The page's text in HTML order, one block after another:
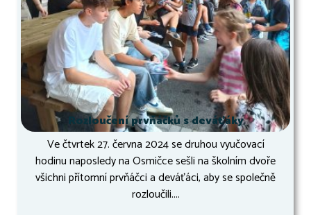
Rozloučení prvňáčků s deváťáky
Ve čtvrtek 27. června 2024 se druhou vyučovací
hodinu naposledy na Osmičce sešli na školním dvoře
všichni přítomní prvňáčci a deváťáci, aby se společně
rozloučili....